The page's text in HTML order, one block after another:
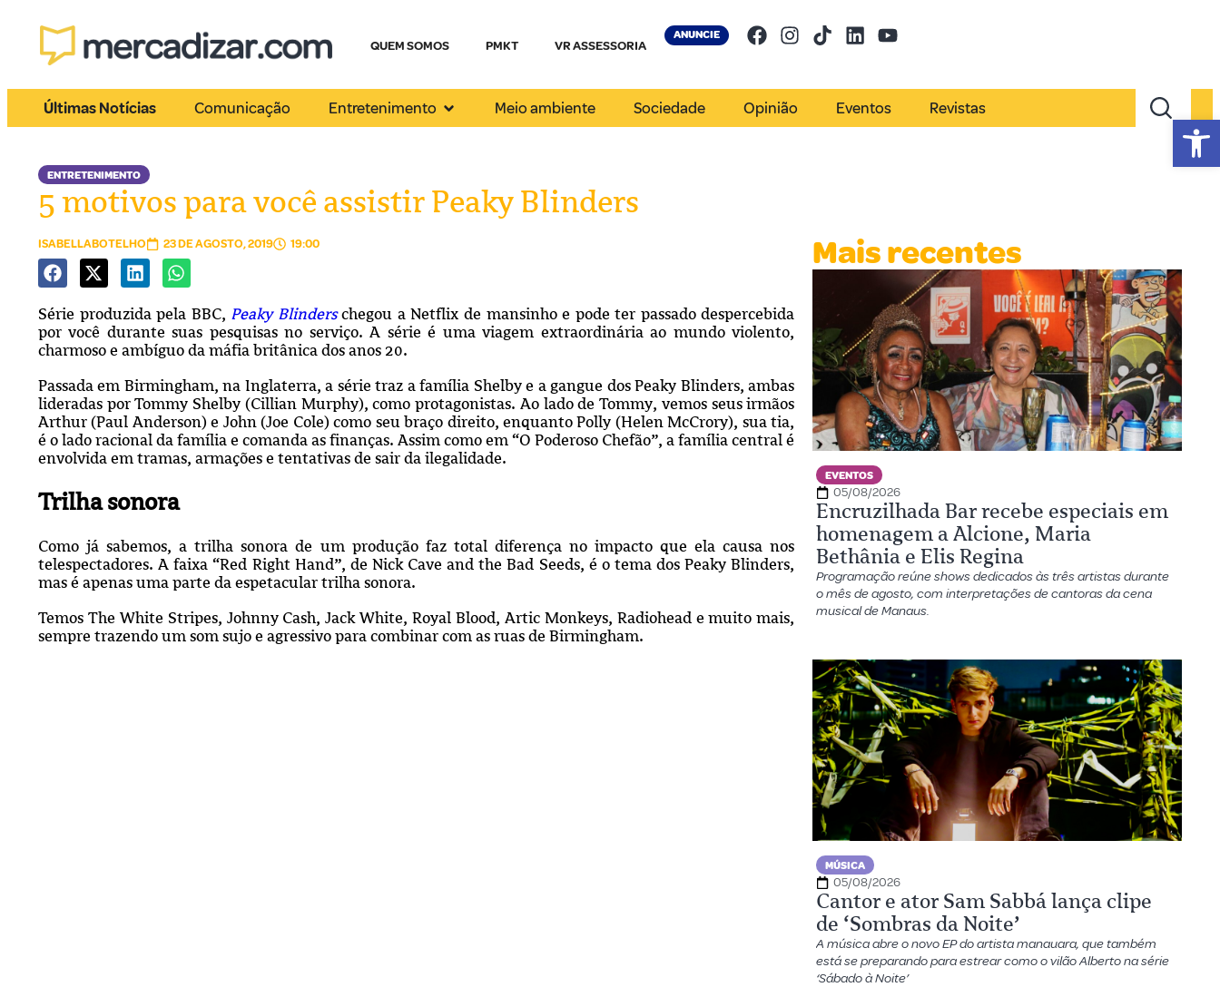
QUEM SOMOS PMKT VR ASSESSORIA
ANUNCIE
Últimas Notícias Comunicação Entretenimento Meio ambiente Sociedade Opinião Eventos Revistas
ENTRETENIMENTO
5 motivos para você assistir Peaky Blinders
ISABELLABOTELHO 23 DE AGOSTO, 2019 19:00
Série produzida pela BBC, Peaky Blinderschegou a Netflix de mansinho e pode ter passado despercebida
por você durante suas pesquisas no serviço. A série é uma viagem extraordinária ao mundo violento,
charmoso e ambíguo da máfia britânica dos anos 20.
Passada em Birmingham, na Inglaterra, a série traz a família Shelby e a gangue dos Peaky Blinders, ambas
lideradas por Tommy Shelby (Cillian Murphy), como protagonistas. Ao lado de Tommy, vemos seus irmãos
Arthur (Paul Anderson) e John (Joe Cole) como seu braço direito, enquanto Polly (Helen McCrory), sua tia,
é o lado racional da família e comanda as finanças. Assim como em “O Poderoso Chefão”, a família central é
envolvida em tramas, armações e tentativas de sair da ilegalidade.
Trilha sonora
Como já sabemos, a trilha sonora de um produção faz total diferença no impacto que ela causa nos
telespectadores. A faixa “Red Right Hand”, de Nick Cave and the Bad Seeds, é o tema dos Peaky Blinders,
mas é apenas uma parte da espetacular trilha sonora.
Temos The White Stripes, Johnny Cash, Jack White, Royal Blood, Artic Monkeys, Radiohead e muito mais,
sempre trazendo um som sujo e agressivo para combinar com as ruas de Birmingham.
Mais recentes
EVENTOS
05/08/2026
Encruzilhada Bar recebe especiais em
homenagem a Alcione, Maria
Bethânia e Elis Regina
Programação reúne shows dedicados às três artistas durante
o mês de agosto, com interpretações de cantoras da cena
musical de Manaus.
MÚSICA
05/08/2026
Cantor e ator Sam Sabbá lança clipe
de ‘Sombras da Noite’
A música abre o novo EP do artista manauara, que também
está se preparando para estrear como o vilão Alberto na série
‘Sábado à Noite’